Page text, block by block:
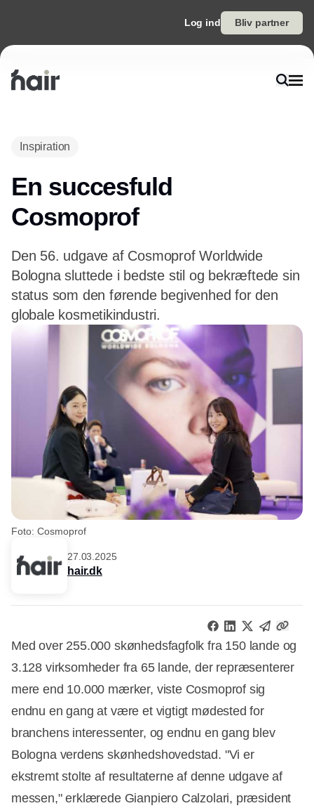
Log ind Bliv partner
Inspiration
En succesfuld
Cosmoprof
Den 56. udgave af Cosmoprof Worldwide
Bologna sluttede i bedste stil og bekræftede sin
status som den førende begivenhed for den
globale kosmetikindustri.
Foto: Cosmoprof
27.03.2025
hair.dk
Med over 255.000 skønhedsfagfolk fra 150 lande og
3.128 virksomheder fra 65 lande, der repræsenterer
mere end 10.000 mærker, viste Cosmoprof sig
endnu en gang at være et vigtigt mødested for
branchens interessenter, og endnu en gang blev
Bologna verdens skønhedshovedstad. "Vi er
ekstremt stolte af resultaterne af denne udgave af
messen," erklærede Gianpiero Calzolari, præsident